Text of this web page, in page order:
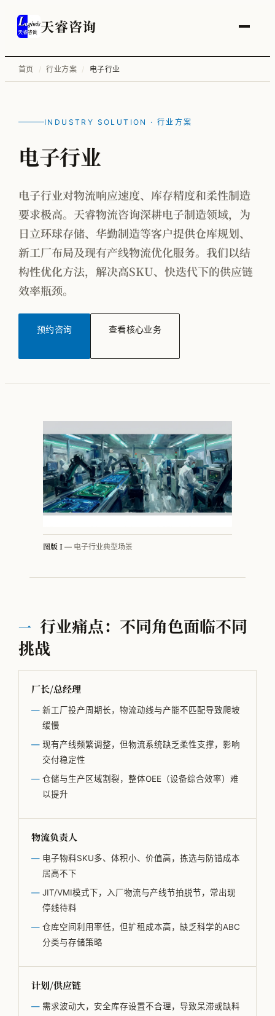
天睿咨询
工厂升级改造
物流培训
全部案例
按行业看 · 家电
按行业看 · 汽车零部件
方法论体系总览
VOM-MLS
实战专题
全部观点
工厂规划
供应链管理
学术发表
物流咨询公司怎么选
公司简介
邱伏生
新闻动态
加入我们
首页 / 行业方案 / 电子行业
INDUSTRY SOLUTION · 行业方案
电子行业
电子行业对物流响应速度、库存精度和柔性制造
要求极高。天睿物流咨询深耕电子制造领域，为
日立环球存储、华勤制造等客户提供仓库规划、
新工厂布局及现有产线物流优化服务。我们以结
构性优化方法，解决高SKU、快迭代下的供应链
效率瓶颈。
预约咨询 查看核心业务
图版 I — 电子行业典型场景
一 行业痛点：不同角色面临不同
挑战
厂长/总经理
新工厂投产周期长，物流动线与产能不匹配导致爬坡
缓慢
现有产线频繁调整，但物流系统缺乏柔性支撑，影响
交付稳定性
仓储与生产区域割裂，整体OEE（设备综合效率）难
以提升
物流负责人
电子物料SKU多、体积小、价值高，拣选与防错成本
居高不下
JIT/VMI模式下，入厂物流与产线节拍脱节，常出现
停线待料
仓库空间利用率低，但扩租成本高，缺乏科学的ABC
分类与存储策略
计划/供应链
需求波动大，安全库存设置不合理，导致呆滞或缺料